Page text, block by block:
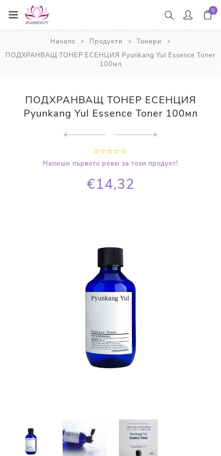
0
Начало Продукти
Тонери
ПОДХРАНВАЩ ТОНЕР ЕСЕНЦИЯ Pyunkang Yul Essence Toner
100мл
ПОДХРАНВАЩ ТОНЕР ЕСЕНЦИЯ
Pyunkang Yul Essence Toner 100мл
Напиши първото ревю за този продукт!
€14,32